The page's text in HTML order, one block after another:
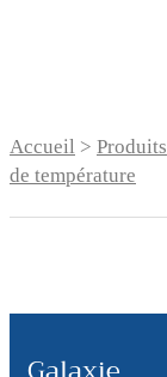
Accueil > Produits
de température